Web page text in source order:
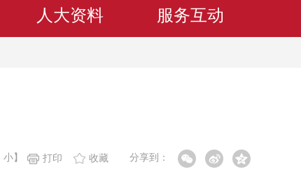
人大资料 服务互动
分享到：
小 】 收藏
打印